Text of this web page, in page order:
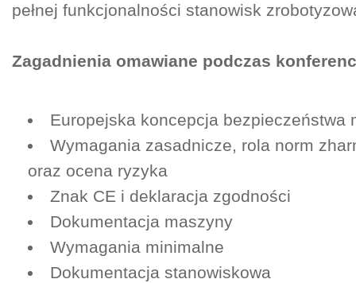
pełnej funkcjonalności stanowisk
Zagadnienia omawiane podczas
Europejska koncepcja bezpieczeństwa
Wymagania zasadnicze, rola norm
oraz ocena ryzyka
Znak CE i deklaracja zgodności
Dokumentacja maszyny
Wymagania minimalne
Dokumentacja stanowiskowa